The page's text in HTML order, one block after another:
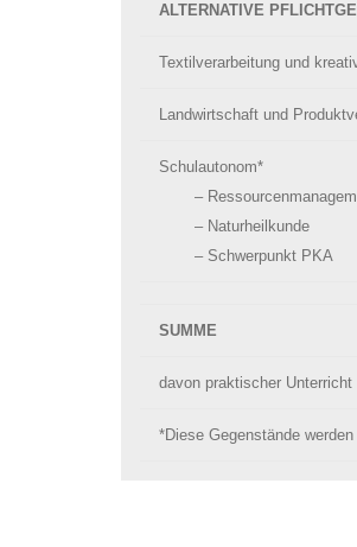
ALTERNATIVE
Textilverarbeitung und
Landwirtschaft und
Schulautonom*
–
– Naturheilkunde
– Schwerpunkt PKA
SUMME
davon praktischer Unterricht
*Diese Gegenstände